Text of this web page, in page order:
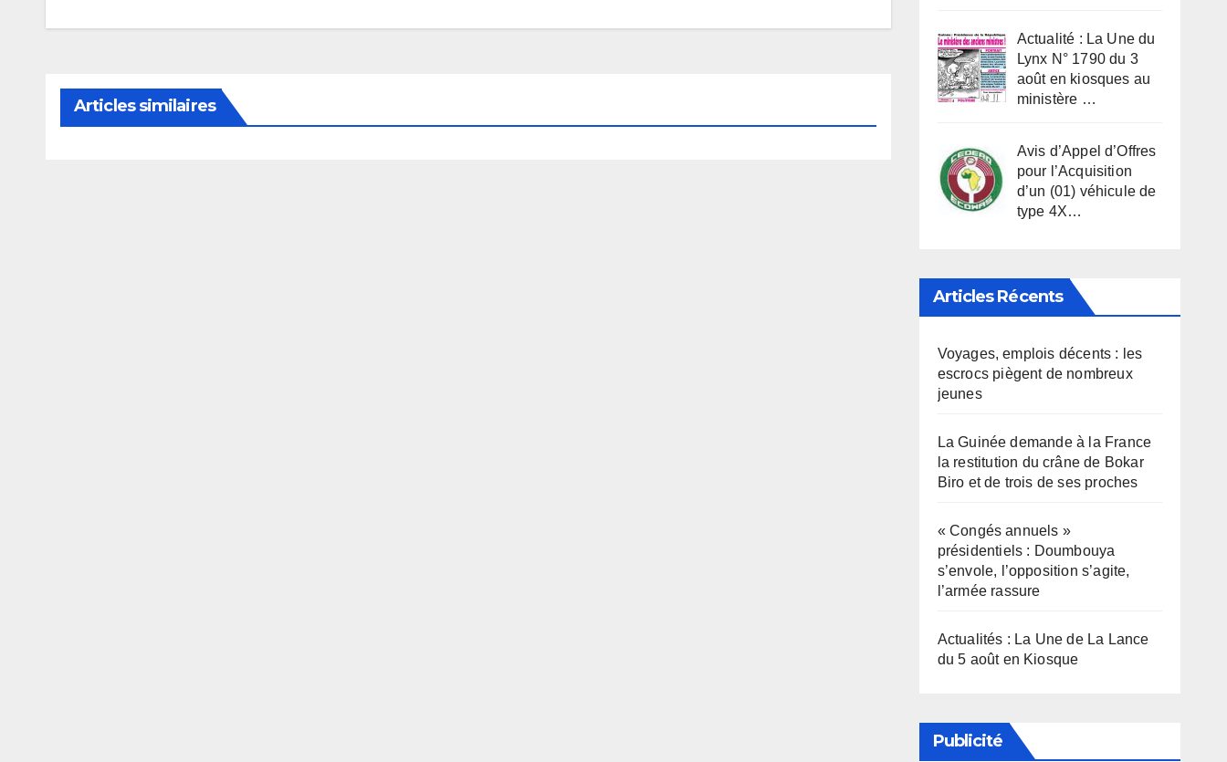
l’article
Articles similaires
Actualité : La Une du
Lynx N° 1790 du 3
août en kiosques au
ministère …
Avis d’Appel d’Offres
pour l’Acquisition
d’un (01) véhicule de
type 4X…
Articles Récents
Voyages, emplois décents : les
escrocs piègent de nombreux
jeunes
La Guinée demande à la France
la restitution du crâne de Bokar
Biro et de trois de ses proches
« Congés annuels »
présidentiels : Doumbouya
s’envole, l’opposition s’agite,
l’armée rassure
Actualités : La Une de La Lance
du 5 août en Kiosque
Publicité